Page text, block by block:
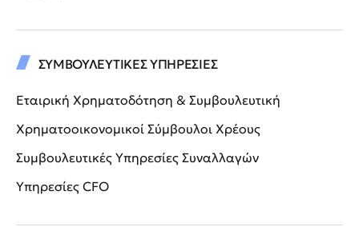
ΣΥΜΒΟΥΛΕΥΤΙΚΕΣ ΥΠΗΡΕΣΙΕΣ
Εταιρική Χρηματοδότηση & Συμβουλευτική
Χρηματοοικονομικοί Σύμβουλοι Χρέους
Συμβουλευτικές Υπηρεσίες Συναλλαγών
Υπηρεσίες CFO